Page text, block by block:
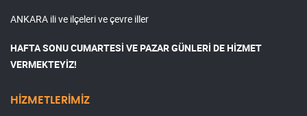
ANKARA ili ve ilçeleri ve çevre iller
HAFTA SONU CUMARTESİ VE PAZAR GÜNLERİ DE HİZMET
VERMEKTEYİZ!
HİZMETLERİMİZ